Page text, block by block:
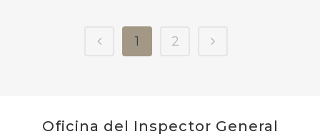
1 2
Oficina del Inspector General